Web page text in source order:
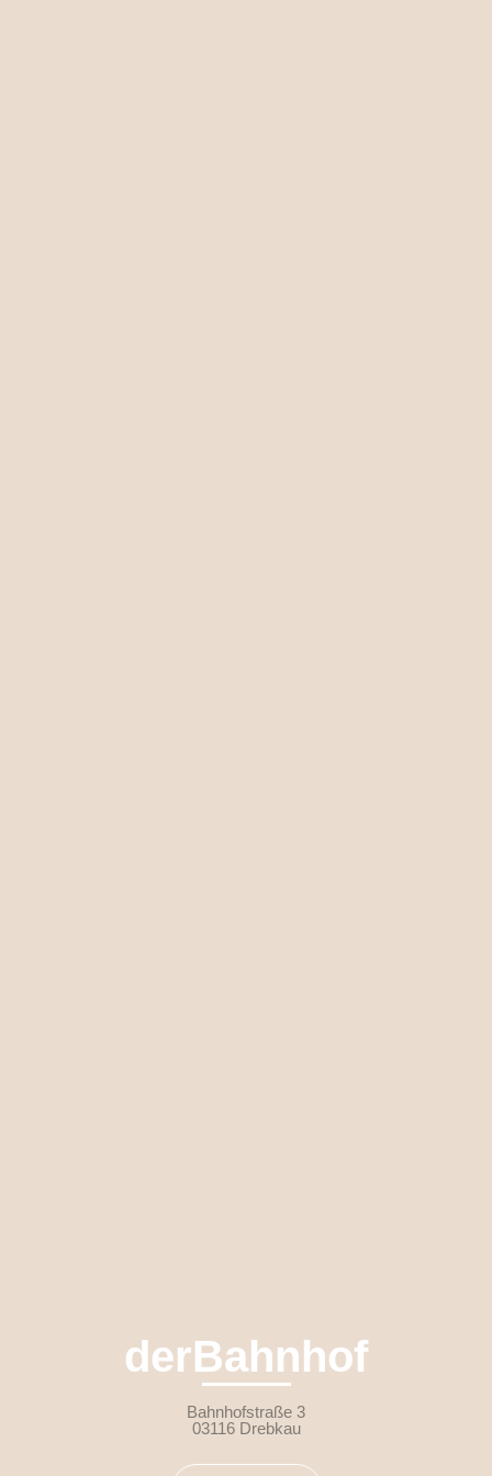
derBahnhof
Bahnhofstraße 3
03116 Drebkau